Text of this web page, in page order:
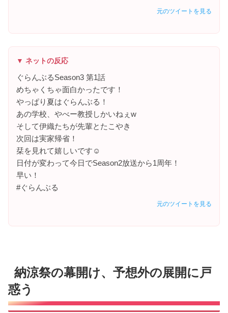
元のツイートを見る
▼ ネットの反応
ぐらんぶるSeason3 第1話
めちゃくちゃ面白かったです！
やっぱり夏はぐらんぶる！
あの学校、やべー教授しかいねぇw
そして伊織たちが先輩とたこやき
次回は実家帰省！
栞を見れて嬉しいです☺️
日付が変わって今日でSeason2放送から1周年！
早い！
#ぐらんぶる
元のツイートを見る
納涼祭の幕開け、予想外の展開に戸
惑う